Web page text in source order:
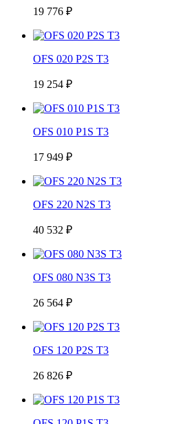
19 776 ₽
OFS 020 P2S T3
19 254 ₽
OFS 010 P1S T3
17 949 ₽
OFS 220 N2S T3
40 532 ₽
OFS 080 N3S T3
26 564 ₽
OFS 120 P2S T3
26 826 ₽